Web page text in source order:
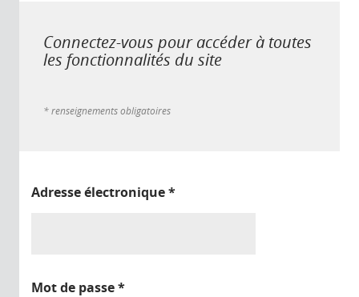
Connectez-vous pour accéder à toutes
les fonctionnalités du site
* renseignements obligatoires
Adresse électronique*
Mot de passe*